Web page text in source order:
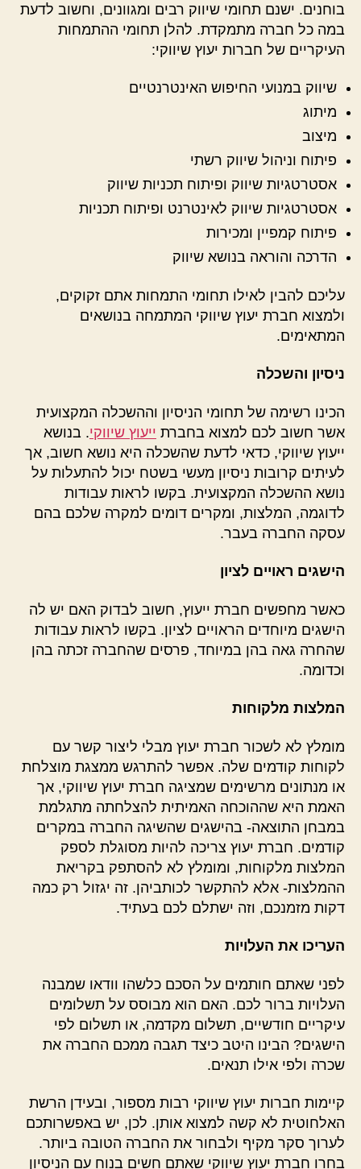
בוחנים. ישנם תחומי שיווק רבים ומגוונים, וחשוב לדעת
במה כל חברה מתמקדת. להלן תחומי ההתמחות
העיקריים של חברות יעוץ שיווקי:
שיווק במנועי החיפוש האינטרנטיים
מיתוג
מיצוב
פיתוח וניהול שיווק רשתי
אסטרטגיות שיווק ופיתוח תכניות שיווק
אסטרטגיות שיווק לאינטרנט ופיתוח תכניות
פיתוח קמפיין ומכירות
הדרכה והוראה בנושא שיווק
עליכם להבין לאילו תחומי התמחות אתם זקוקים,
ולמצוא חברת יעוץ שיווקי המתמחה בנושאים
המתאימים.
ניסיון והשכלה
הכינו רשימה של תחומי הניסיון וההשכלה המקצועית
אשר חשוב לכם למצוא בחברת ייעוץ שיווקי. בנושא
ייעוץ שיווקי, כדאי לדעת שהשכלה היא נושא חשוב, אך
לעיתים קרובות ניסיון מעשי בשטח יכול להתעלות על
נושא ההשכלה המקצועית. בקשו לראות עבודות
לדוגמה, המלצות, ומקרים דומים למקרה שלכם בהם
עסקה החברה בעבר.
הישגים ראויים לציון
כאשר מחפשים חברת ייעוץ, חשוב לבדוק האם יש לה
הישגים מיוחדים הראויים לציון. בקשו לראות עבודות
שהחרה גאה בהן במיוחד, פרסים שהחברה זכתה בהן
וכדומה.
המלצות מלקוחות
מומלץ לא לשכור חברת יעוץ מבלי ליצור קשר עם
לקוחות קודמים שלה. אפשר להתרגש ממצגת מוצלחת
או מנתונים מרשימים שמציגה חברת יעוץ שיווקי, אך
האמת היא שההוכחה האמיתית להצלחתה מתגלמת
במבחן התוצאה- בהישגים שהשיגה החברה במקרים
קודמים. חברת יעוץ צריכה להיות מסוגלת לספק
המלצות מלקוחות, ומומלץ לא להסתפק בקריאת
ההמלצות- אלא להתקשר לכותביהן. זה יגזול רק כמה
דקות מזמנכם, וזה ישתלם לכם בעתיד.
העריכו את העלויות
לפני שאתם חותמים על הסכם כלשהו וודאו שמבנה
העלויות ברור לכם. האם הוא מבוסס על תשלומים
עיקריים חודשיים, תשלום מקדמה, או תשלום לפי
הישגים? הבינו היטב כיצד תגבה ממכם החברה את
שכרה ולפי אילו תנאים.
קיימות חברות יעוץ שיווקי רבות מספור, ובעידן הרשת
האלחוטית לא קשה למצוא אותן. לכן, יש באפשרותכם
לערוך סקר מקיף ולבחור את החברה הטובה ביותר.
בחרו חברת יעוץ שיווקי שאתם חשים בנוח עם הניסיון